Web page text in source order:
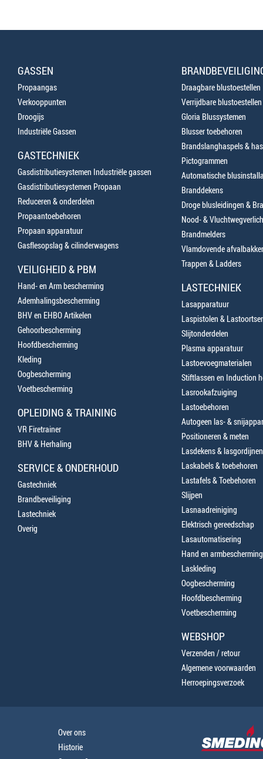
GASSEN
Propaangas
Verkooppunten
Droogijs
Industriële Gassen
GASTECHNIEK
Gasdistributiesystemen Industriële gassen
Gasdistributiesystemen Propaan
Reduceren & onderdelen
Propaantoebehoren
Propaan apparatuur
Gasflesopslag & cilinderwagens
VEILIGHEID & PBM
Hand- en Arm bescherming
Ademhalingsbescherming
BHV en EHBO Artikelen
Gehoorbescherming
Hoofdbescherming
Kleding
Oogbescherming
Voetbescherming
OPLEIDING & TRAINING
VR Firetrainer
BHV & Herhaling
SERVICE & ONDERHOUD
Gastechniek
Brandbeveiliging
Lastechniek
Overig
Draagbare blustoestellen
Verrijdbare blustoestellen
Gloria Blussystemen
Blusser toebehoren
Brandslanghaspels &
Pictogrammen
Automatische
Branddekens
Droge blusleidingen &
Nood- &
Brandmelders
Vlamdovende
Trappen & Ladders
LASTECHNIEK
Lasapparatuur
Laspistolen &
Slijtonderdelen
Plasma apparatuur
Lastoevoegmaterialen
Stiftlassen en Induction
Lasrookafzuiging
Lastoebehoren
Autogeen las- &
Positioneren & meten
Lasdekens & lasgordijnen
Laskabels & toebehoren
Lastafels & Toebehoren
Slijpen
Lasnaadreiniging
Elektrisch gereedschap
Lasautomatisering
Hand en armbescherming
Laskleding
Oogbescherming
Hoofdbescherming
Voetbescherming
WEBSHOP
Verzenden / retour
Algemene voorwaarden
Herroepingsverzoek
Over ons
Historie